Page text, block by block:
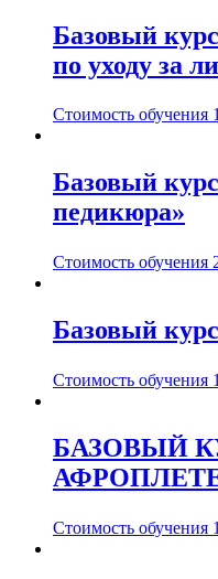
Базовый
по уходу за
Стоимость обучения
Базовый
педикюра»
Стоимость обучения
Базовый
Стоимость обучения
БАЗОВЫЙ
Стоимость обучения